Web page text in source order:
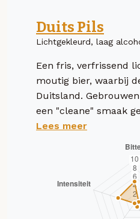
Duits Pils
Lichtgekleurd, laag
Een fris, verfrissend
moutig bier, waarbij
Duitsland.
een "cleane" smaak
Lees meer